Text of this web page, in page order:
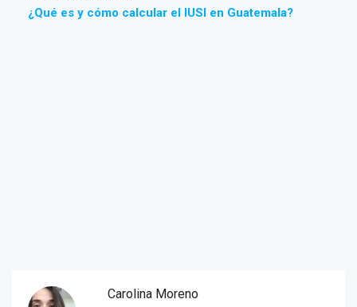
¿Qué es y cómo calcular el IUSI en Guatemala?
Carolina Moreno